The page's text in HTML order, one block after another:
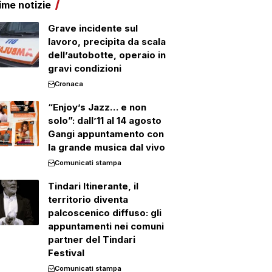
notizie
Grave incidente sul
lavoro, precipita da scala
dell’autobotte, operaio in
gravi condizioni
Cronaca
“Enjoy’s Jazz… e non
solo”: dall’11 al 14 agosto
Gangi appuntamento con
la grande musica dal vivo
Comunicati stampa
Tindari Itinerante, il
territorio diventa
palcoscenico diffuso: gli
appuntamenti nei comuni
partner del Tindari
Festival
Comunicati stampa